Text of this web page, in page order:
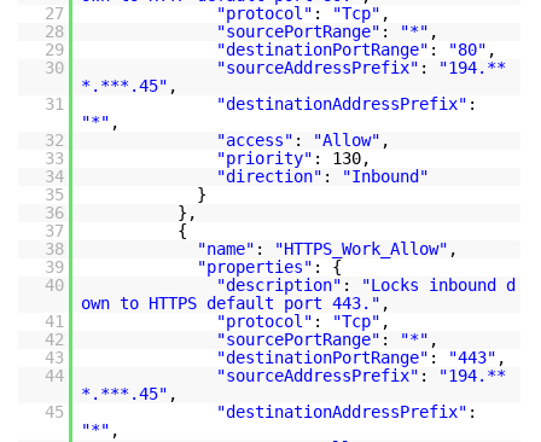
27
"protocol" : "Tcp" ,
28
"sourcePortRange" : "*" ,
29
"destinationPortRange" : "80" ,
30
"sourceAddressPrefix" :
"194.**
*.***.45" ,
31
"destinationAddressPrefix" :
"*" ,
32
"access" : "Allow" ,
33
"priority" : 130,
34
"direction" :
"Inbound"
35
}
36
},
37
{
38
"name" : "HTTPS_Work_Allow" ,
39
"properties" : {
40
"description" :
"Locks inbound d
own to HTTPS default port 443." ,
41
"protocol" : "Tcp" ,
42
"sourcePortRange" : "*" ,
43
"destinationPortRange" : "443" ,
44
"sourceAddressPrefix" :
"194.**
*.***.45" ,
45
"destinationAddressPrefix" :
"*" ,